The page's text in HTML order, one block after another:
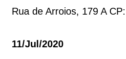
Rua de Arroios, 179 A
11/jul/2020